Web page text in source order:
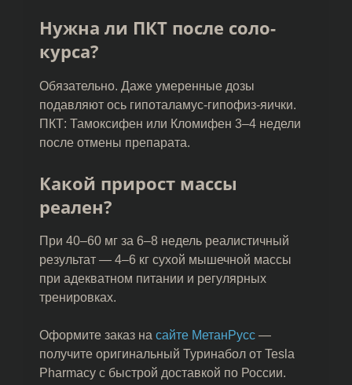
Нужна ли ПКТ после соло-
курса?
Обязательно. Даже умеренные дозы
подавляют ось гипоталамус-гипофиз-яички.
ПКТ: Тамоксифен или Кломифен 3–4 недели
после отмены препарата.
Какой прирост массы
реален?
При 40–60 мг за 6–8 недель реалистичный
результат — 4–6 кг сухой мышечной массы
при адекватном питании и регулярных
тренировках.
Оформите заказ на сайте МетанРусс —
получите оригинальный Туринабол от Tesla
Pharmacy с быстрой доставкой по России.